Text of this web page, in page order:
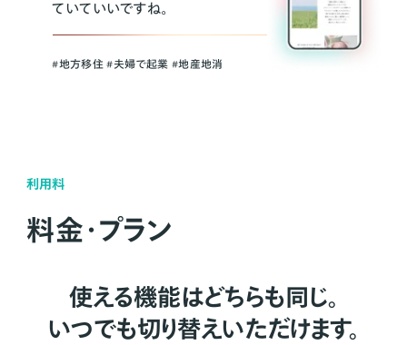
ていていいですね。
#地方移住 #夫婦で起業 #地産地消
利用料
料金・プラン
使える機能はどちらも同じ。
いつでも切り替えいただけます。